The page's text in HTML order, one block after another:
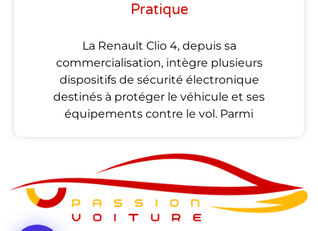
Pratique
La Renault Clio 4, depuis sa
commercialisation, intègre plusieurs
dispositifs de sécurité électronique
destinés à protéger le véhicule et ses
équipements contre le vol. Parmi